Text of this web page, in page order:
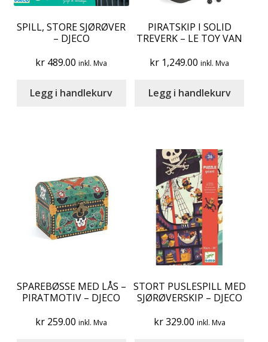
SPILL, STORE SJØRØVER
– DJECO
kr 489.00 inkl. Mva
Legg i handlekurv
PIRATSKIP I SOLID
TREVERK – LE TOY VAN
kr 1,249.00 inkl. Mva
Legg i handlekurv
SPAREBØSSE MED LÅS –
PIRATMOTIV – DJECO
kr 259.00 inkl. Mva
STORT PUSLESPILL MED
SJØRØVERSKIP – DJECO
kr329.00 inkl. Mva